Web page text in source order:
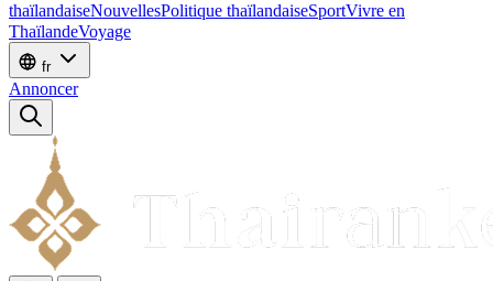
thaïlandaiseNouvellesPolitique thaïlandaiseSportVivre en
ThaïlandeVoyage
fr
Annoncer